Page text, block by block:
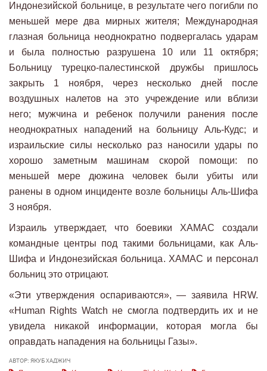
Индонезийской больнице, в результате чего погибли по
меньшей мере два мирных жителя; Международная
глазная больница неоднократно подвергалась ударам
и была полностью разрушена 10 или 11 октября;
Больницу турецко-палестинской дружбы пришлось
закрыть 1 ноября, через несколько дней после
воздушных налетов на это учреждение или вблизи
него; мужчина и ребенок получили ранения после
неоднократных нападений на больницу Аль-Кудс; и
израильские силы несколько раз наносили удары по
хорошо заметным машинам скорой помощи: по
меньшей мере дюжина человек были убиты или
ранены в одном инциденте возле больницы Аль-Шифа
3 ноября.
Израиль утверждает, что боевики ХАМАС создали
командные центры под такими больницами, как Аль-
Шифа и Индонезийская больница. ХАМАС и персонал
больниц это отрицают.
«Эти утверждения оспариваются», — заявила HRW.
«Human Rights Watch не смогла подтвердить их и не
увидела никакой информации, которая могла бы
оправдать нападения на больницы Газы».
АВТОР: ЯКУБ ХАДЖИЧ